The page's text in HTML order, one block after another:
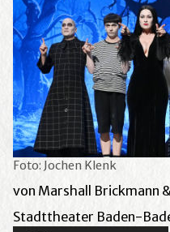
Foto: Jochen Klenk
von Marshall Brickmann
Stadttheater Baden-